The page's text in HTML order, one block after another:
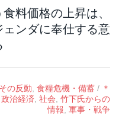
料価格の上昇は、
ンダに奉仕する意
の反動 食糧危機・備蓄 / ＊
政治経済 社会 竹下氏からの
情報 軍事・戦争